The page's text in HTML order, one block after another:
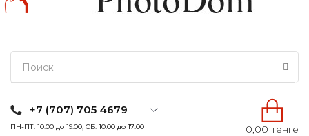
+7 (707) 705 4679
ПН-ПТ: 10:00 до 19:00; СБ: 10:00 до 17:00 0,00 тенге